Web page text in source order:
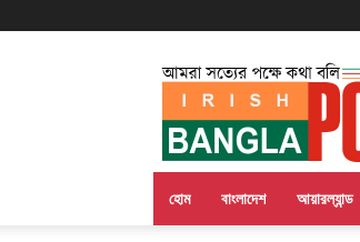
Irish
Bangla
Post
হোম বাংলাদেশ আয়ারল্যান্ড